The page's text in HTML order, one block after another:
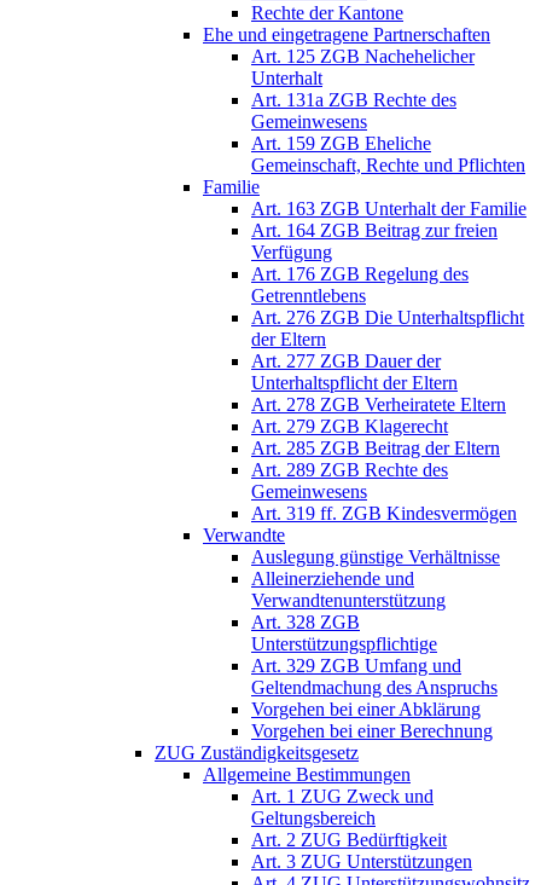
Rechte der Kantone
Ehe und eingetragene Partnerschaften
Art. 125 ZGB Nachehelicher
Unterhalt
Art. 131a ZGB Rechte des
Gemeinwesens
Art. 159 ZGB Eheliche
Gemeinschaft, Rechte und Pflichten
Familie
Art. 163 ZGB Unterhalt der Familie
Art. 164 ZGB Beitrag zur freien
Verfügung
Art. 176 ZGB Regelung des
Getrenntlebens
Art. 276 ZGB Die Unterhaltspflicht
der Eltern
Art. 277 ZGB Dauer der
Unterhaltspflicht der Eltern
Art. 278 ZGB Verheiratete Eltern
Art. 279 ZGB Klagerecht
Art. 285 ZGB Beitrag der Eltern
Art. 289 ZGB Rechte des
Gemeinwesens
Art. 319 ff. ZGB Kindesvermögen
Verwandte
Auslegung günstige Verhältnisse
Alleinerziehende und
Verwandtenunterstützung
Art. 328 ZGB
Unterstützungspflichtige
Art. 329 ZGB Umfang und
Geltendmachung des Anspruchs
Vorgehen bei einer Abklärung
Vorgehen bei einer Berechnung
ZUG Zuständigkeitsgesetz
Allgemeine Bestimmungen
Art. 1 ZUG Zweck und
Geltungsbereich
Art. 2 ZUG Bedürftigkeit
Art. 3 ZUG Unterstützungen